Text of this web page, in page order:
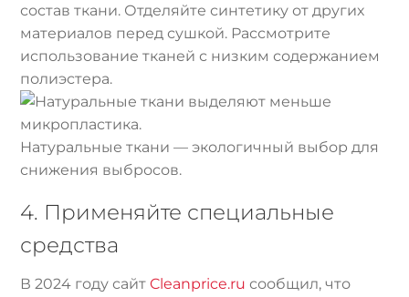
состав ткани. Отделяйте синтетику от других
материалов перед сушкой. Рассмотрите
использование тканей с низким содержанием
полиэстера.
Натуральные ткани — экологичный выбор для
снижения выбросов.
4. Применяйте специальные
средства
В 2024 году сайтCleanprice.ru сообщил, что